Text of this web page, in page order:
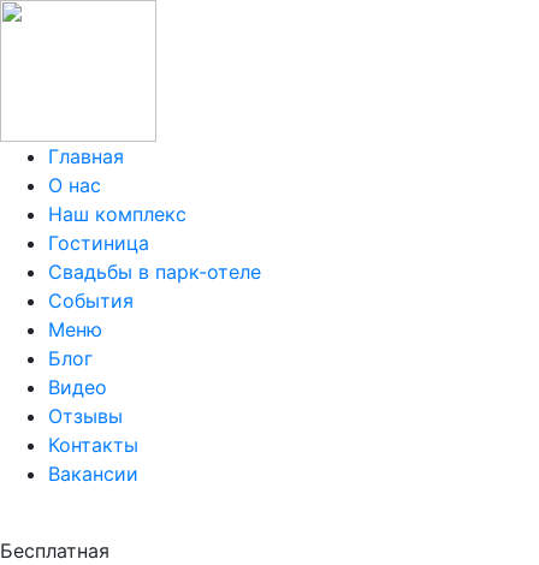
Главная
О нас
Наш комплекс
Гостиница
Свадьбы в парк-отеле
События
Меню
Блог
Видео
Отзывы
Контакты
Вакансии
Бесплатная